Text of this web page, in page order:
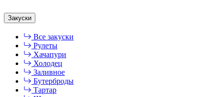
Закуски
Все закуски
Рулеты
Хачапури
Холодец
Заливное
Бутерброды
Тартар